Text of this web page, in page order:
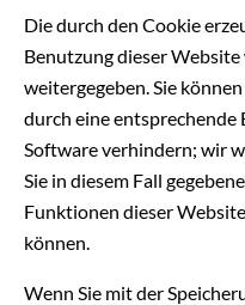
Die durch den Cookie
Benutzung dieser
weitergegeben. Sie
durch eine
Software verhindern; wir
Sie in diesem Fall
Funktionen dieser
können.
Wenn Sie mit der